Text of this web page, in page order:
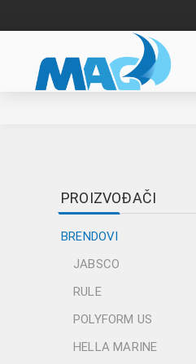
PROIZVOĐAČI
BRENDOVI
JABSCO
RULE
POLYFORM US
HELLA MARINE